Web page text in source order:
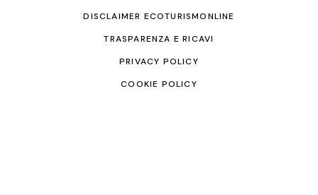
DISCLAIMER ECOTURISMONLINE
TRASPARENZA E RICAVI
PRIVACY POLICY
COOKIE POLICY